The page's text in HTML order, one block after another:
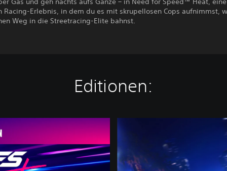
Racing-Erlebnis, in dem du es mit skrupellosen Cops aufnimmst,
Weg in die Streetracing-Elite bahnst.
Editionen:
N
d